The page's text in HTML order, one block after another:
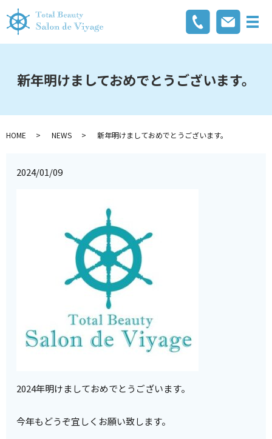
メ
新年明けましておめでとうございます。
HOME NEWS 新年明けましておめでとうございます。
2024/01/09
2024年明けましておめでとうございます。
今年もどうぞ宜しくお願い致します。